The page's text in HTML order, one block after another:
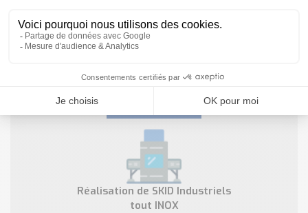
Réalisations Industrielles dans
Fournisseurs
Réalisation de SKID Industriels
tout INOX